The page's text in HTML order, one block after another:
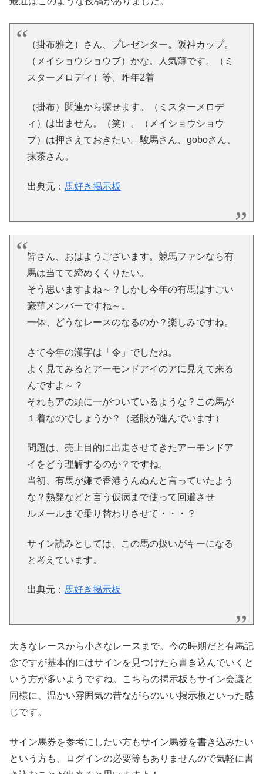
（掛布雅之）さん、プレゼンター。阪神カップ。
（メイショウショウブ）かな。人気薄です。（ミ
スターメロディ）等、昨年2着
（掛布）関連から探せます。（ミスターメロデ
ィ）は出ません。（笑）。（メイショウショウ
ブ）は押さえておきたい。駿馬さん、goboさん、
抹茶さん。
出典元： 馬好き掲示板
皆さん、おはようございます。競馬ファンなら有
馬は当てて締めくくりたい。
そう思いますよね～？しかし今年の有馬はすごい
豪華メンバーですね～。
一体、どうなレースのなるのか？楽しみですね。
さて今年の漢字は「令」でしたね。
よく見てみるとアーモンドアイのアに見えて来る
んですよ～？
それもアの頭に一がついているような？この馬が
１着なのでしょうか？（老眼が進んでいます）
問題は、売上目的に出走させてきたアーモンドア
イをどう理解するのか？ですね。
当初、有馬が嫌で香港うんぬんと言っていたよう
な？熱発などと言う仮病まで使って回避させ
ルメールまで乗り替わりさせて・・・？
サイン読みとしては、この馬の扱いがキーになる
と考えています。
出典元： 馬好き掲示板
大きなレースから小さなレースまで。今の時期だと有馬記
念ですが基本的にはサインを見つけたら書き込んでいくと
いう方が多いようですね。こちらの掲示板もサイン会議と
同様に、温かい雰囲気の昔ながらのいい掲示板といった感
じです。
サイン馬券を参考にしたい方もサイン馬券を書き込みたい
という方も、ログインの必要等もありませんので気軽に書